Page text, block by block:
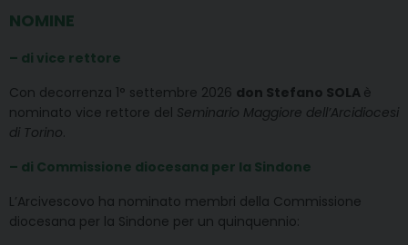
NOMINE
– di vice rettore
Con decorrenza 1° settembre 2026 don Stefano SOLA è
nominato vice rettore del Seminario Maggiore dell’Arcidiocesi
di Torino.
– di Commissione diocesana per la Sindone
L’Arcivescovo ha nominato membri della Commissione
diocesana per la Sindone per un quinquennio: